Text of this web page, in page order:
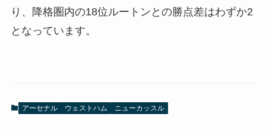
り、降格圏内の18位ルートンとの勝点差はわずか2
となっています。
アーセナル ウェストハム ニューカッスル